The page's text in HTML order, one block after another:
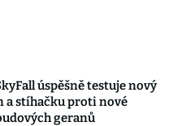
úspěšně testuje nový
a stíhačku proti nové
geranů